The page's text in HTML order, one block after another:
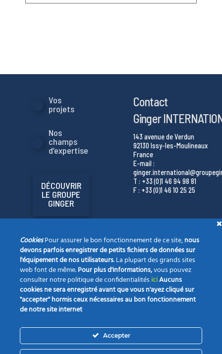
Vos
projets
Nos
champs
d’expertise
DÉCOUVRIR
LE GROUPE
GINGER
Contact
Ginger
143 avenue de Verdun
92130 Issy-les-Moulineaux
France
E-mail :
T : +33 (0)1 46 94 98 81
F : +33 (0)1 46 10 25 25
Notre actualité Opportunités Contact
CookiesPour assurer le bon fonctionnement de ce site,nous
devons parfois enregistrer de petits fichiers de données sur
l'équipement de nos utilisateurs. La plupart des grands sites
web font de même.Pour plus d'informations,vous pouvez
consulter notre politique de confidentialitésiciAucuns
cookies ne sera enregistré avant que vous n'ayez cliqué sur
"accepter" hormis ceux nécessaires au bon fonctionnement
de notre site internet
Accepter